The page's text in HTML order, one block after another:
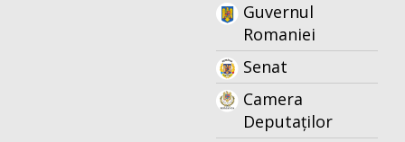
Guvernul
Romaniei
Senat
Camera
Deputaților